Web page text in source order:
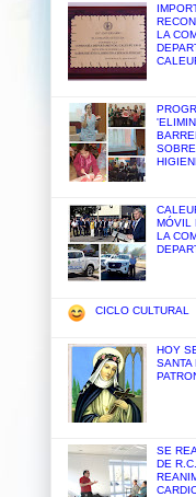
LA
MÓVIL
LA
CICLO CULTURAL
HOY
SANTA
SE
DE